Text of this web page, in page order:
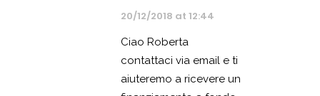
20/12/2018 at 12:44
Ciao Roberta
contattaci via email e ti
aiuteremo a ricevere un